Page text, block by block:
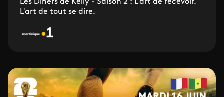
Les Dîners de Kelly - Saison 2 : L'art de recevoir.
L'art de tout se dire.